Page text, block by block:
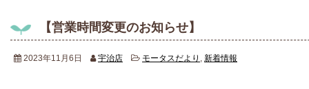
【営業時間変更のお知らせ】
2023年11月6日 宇治店 モータスだより 新着情報